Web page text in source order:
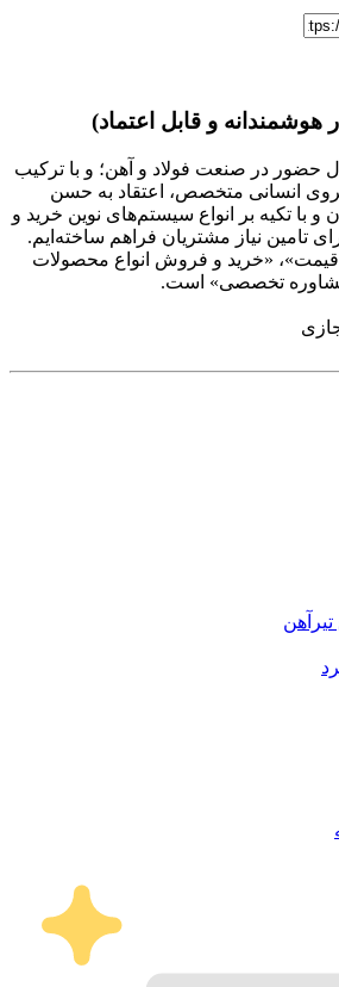
هوشمندانه و قابل اعتماد)
به بیش از ۳۰ سال حضور در صنعت فولاد و آهن؛ و با ترکیب
انسانی متخصص، اعتقاد به حسن
و با تکیه بر انواع سیستم‌های نوین خرید و
تامین نیاز مشتریان فراهم ساخته‌ایم.
قیمت»، «خرید و فروش انواع محصولات
تخصصی» است.